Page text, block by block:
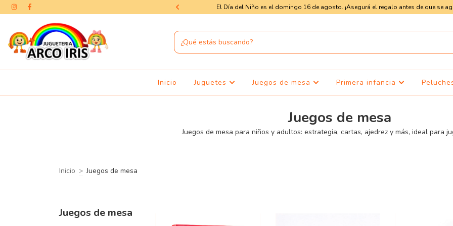
— la magia del Día del Niño te espera El Día del Niño es el domingo 16 de agosto. ¡Asegurá el regalo antes de que se
Inicio Juguetes Juegos de mesa Primera infancia
Juegos de mesa
Juegos de mesa para niños y adultos: estrategia, cartas, ajedrez y más, ideal para
Inicio > Juegos de mesa
Juegos de mesa